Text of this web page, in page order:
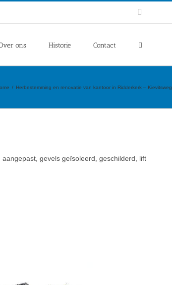
ons Historie Contact
Herbestemming en renovatie van kantoor in Ridderkerk – Kievitsweg
gevels geïsoleerd, geschilderd, lift